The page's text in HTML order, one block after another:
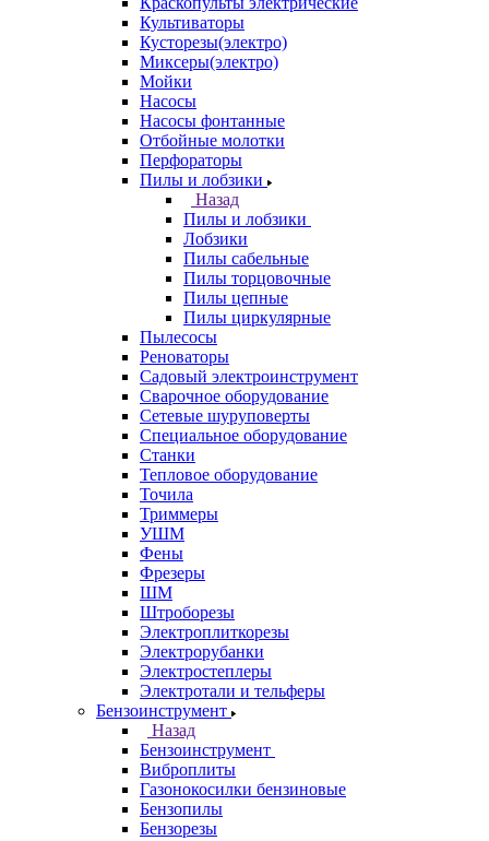
Культиваторы
Кусторезы(электро)
Миксеры(электро)
Мойки
Насосы
Насосы фонтанные
Отбойные молотки
Перфораторы
Пилы и лобзики
Назад
Пилы и лобзики
Лобзики
Пилы сабельные
Пилы торцовочные
Пилы цепные
Пилы циркулярные
Пылесосы
Реноваторы
Садовый электроинструмент
Сварочное оборудование
Сетевые шуруповерты
Специальное оборудование
Станки
Тепловое оборудование
Точила
Триммеры
УШМ
Фены
Фрезеры
ШМ
Штроборезы
Электроплиткорезы
Электрорубанки
Электростеплеры
Электротали и тельферы
Бензоинструмент
Назад
Бензоинструмент
Виброплиты
Газонокосилки бензиновые
Бензопилы
Бензорезы